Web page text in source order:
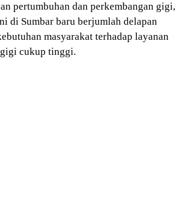
pertumbuhan dan perkembangan gigi,
di Sumbar baru berjumlah delapan
masyarakat terhadap layanan
cukup tinggi.